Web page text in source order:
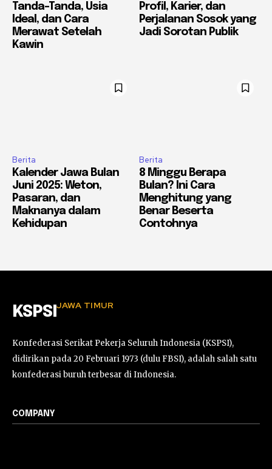
Tanda-Tanda, Usia
Ideal, dan Cara
Merawat Setelah
Kawin
Profil, Karier, dan
Perjalanan Sosok yang
Jadi Sorotan Publik
Berita
Kalender Jawa Bulan
Juni 2025: Weton,
Pasaran, dan
Maknanya dalam
Kehidupan
Berita
8 Minggu Berapa
Bulan? Ini Cara
Menghitung yang
Benar Beserta
Contohnya
KSPSI JAWA TIMUR
Konfederasi Serikat Pekerja Seluruh Indonesia (KSPSI),
didirikan pada 20 Februari 1973 (dulu FBSI), adalah salah satu
konfederasi buruh terbesar di Indonesia.
COMPANY